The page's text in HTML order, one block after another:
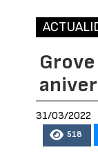
31/03/2022
518